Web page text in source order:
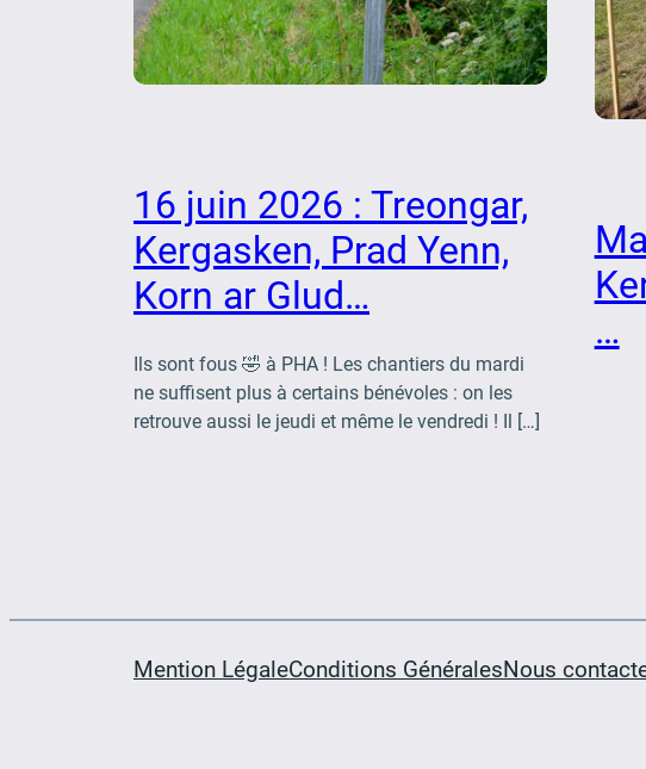
16 juin 2026 : Treongar,
Kergasken, Prad Yenn,
Korn ar Glud…
Ils sont fous 🤣 à PHA ! Les chantiers du mardi
ne suffisent plus à certains bénévoles : on les
retrouve aussi le jeudi et même le vendredi ! Il […]
…
Mention LégaleConditions GénéralesNous